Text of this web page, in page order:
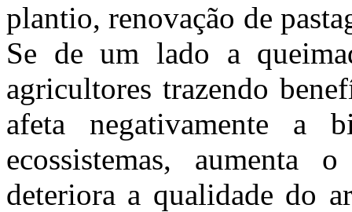
plantio, renovação de
Se de um lado a
agricultores trazendo
afeta negativamente a
ecossistemas, aumenta
deteriora a qualidade do